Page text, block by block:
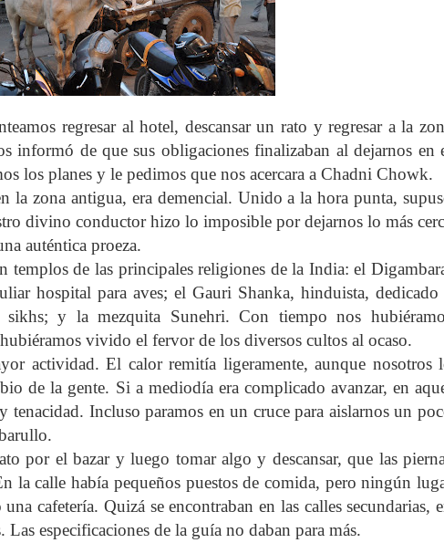
regresar al hotel, descansar un rato y regresar a la
informó de que sus obligaciones finalizaban al dejarnos en
los planes y le pedimos que nos acercara a Chadni Chowk.
la zona antigua, era demencial. Unido a la hora punta,
divino conductor hizo lo imposible por dejarnos lo más
auténtica proeza.
templos de las principales religiones de la India: el
hospital para aves; el Gauri Shanka, hinduista, dedicado
y la mezquita Sunehri. Con tiempo nos
vivido el fervor de los diversos cultos al ocaso.
actividad. El calor remitía ligeramente, aunque nosotros
de la gente. Si a mediodía era complicado avanzar, en
tenacidad. Incluso paramos en un cruce para aislarnos un
por el bazar y luego tomar algo y descansar, que las
la calle había pequeños puestos de comida, pero ningún
cafetería. Quizá se encontraban en las calles secundarias,
Las especificaciones de la guía no daban para más.